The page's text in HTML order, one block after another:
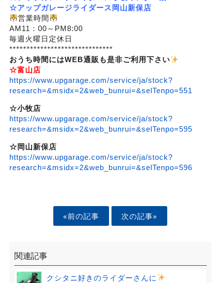
☆アップガレージライダース岡山新保店
営業時間
AM11：00～PM8:00
毎週火曜日定休日
******************************
おうち時間にはWEB通販も是非ご利用下さい
☆富山店
https://www.upgarage.com/service/ja/stock?
research=&msidx=2&web_bunrui=&selTenpo=551
☆小牧店
https://www.upgarage.com/service/ja/stock?
research=&msidx=2&web_bunrui=&selTenpo=595
☆岡山新保店
https://www.upgarage.com/service/ja/stock?
research=&msidx=2&web_bunrui=&selTenpo=596
«前の記事 次の記事»
関連記事
クシタニ好きのライダーさんに